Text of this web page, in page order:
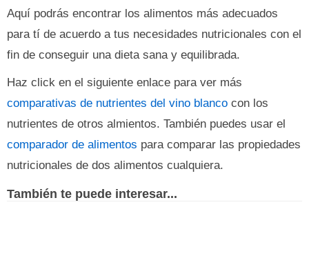
Aquí podrás encontrar los alimentos más adecuados
para tí de acuerdo a tus necesidades nutricionales con el
fin de conseguir una dieta sana y equilibrada.
Haz click en el siguiente enlace para ver más
comparativas de nutrientes del vino blanco con los
nutrientes de otros almientos. También puedes usar el
comparador de alimentos para comparar las propiedades
nutricionales de dos alimentos cualquiera.
También te puede interesar...